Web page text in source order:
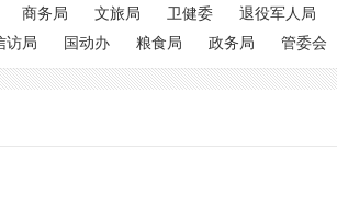
商务局 文旅局 卫健委 退役军人局
访局 国动办 粮食局 政务局 管委会